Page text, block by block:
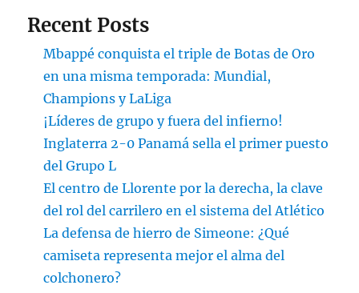
Recent Posts
Mbappé conquista el triple de Botas de Oro
en una misma temporada: Mundial,
Champions y LaLiga
¡Líderes de grupo y fuera del infierno!
Inglaterra 2-0 Panamá sella el primer puesto
del Grupo L
El centro de Llorente por la derecha, la clave
del rol del carrilero en el sistema del Atlético
La defensa de hierro de Simeone: ¿Qué
camiseta representa mejor el alma del
colchonero?